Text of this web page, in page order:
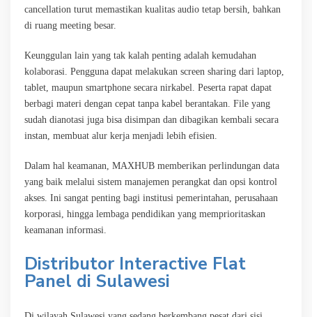
cancellation turut memastikan kualitas audio tetap bersih, bahkan
di ruang meeting besar.
Keunggulan lain yang tak kalah penting adalah kemudahan
kolaborasi. Pengguna dapat melakukan screen sharing dari laptop,
tablet, maupun smartphone secara nirkabel. Peserta rapat dapat
berbagi materi dengan cepat tanpa kabel berantakan. File yang
sudah dianotasi juga bisa disimpan dan dibagikan kembali secara
instan, membuat alur kerja menjadi lebih efisien.
Dalam hal keamanan, MAXHUB memberikan perlindungan data
yang baik melalui sistem manajemen perangkat dan opsi kontrol
akses. Ini sangat penting bagi institusi pemerintahan, perusahaan
korporasi, hingga lembaga pendidikan yang memprioritaskan
keamanan informasi.
Distributor Interactive Flat
Panel di Sulawesi